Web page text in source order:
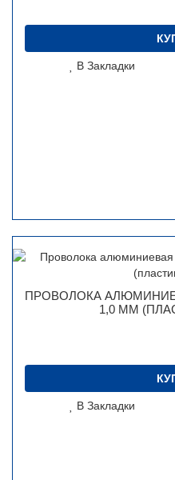
В Закладки
ПРОВОЛОКА
1,0 ММ
В Закладки